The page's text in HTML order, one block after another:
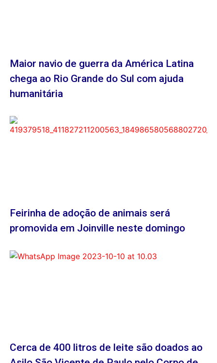
Maior navio de guerra da América Latina
chega ao Rio Grande do Sul com ajuda
humanitária
Feirinha de adoção de animais será
promovida em Joinville neste domingo
Cerca de 400 litros de leite são doados ao